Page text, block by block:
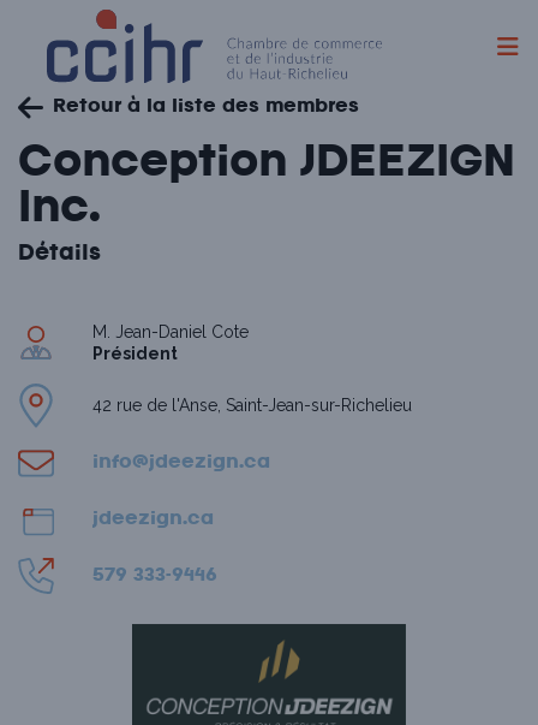
Skip
content
Retour à la liste des membres
Conception JDEEZIGN
Inc.
Détails
M. Jean-Daniel Cote
Président
42 rue de l'Anse, Saint-Jean-sur-Richelieu
info@jdeezign.ca
jdeezign.ca
579 333-9446